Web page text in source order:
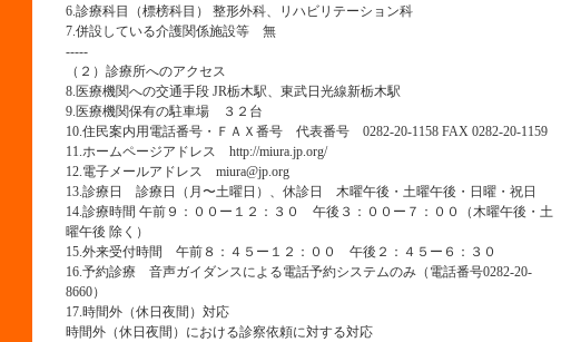
6.診療科目（標榜科目） 整形外科、リハビリテーション科
7.併設している介護関係施設等 無
-----
（２）診療所へのアクセス
8.医療機関への交通手段 JR栃木駅、東武日光線新栃木駅
9.医療機関保有の駐車場 ３２台
10.住民案内用電話番号・ＦＡＸ番号 代表番号 0282-20-1158 FAX 0282-20-1159
11.ホームページアドレス http://miura.jp.org/
12.電子メールアドレス miura@jp.org
13.診療日 診療日（月〜土曜日）、休診日 木曜午後・土曜午後・日曜・祝日
14.診療時間 午前９：００ー１２：３０ 午後３：００ー７：００（木曜午後・土
曜午後 除く）
15.外来受付時間 午前８：４５ー１２：００ 午後２：４５ー６：３０
16.予約診療 音声ガイダンスによる電話予約システムのみ（電話番号0282-20-
8660）
17.時間外（休日夜間）対応
時間外（休日夜間）における診察依頼に対する対応